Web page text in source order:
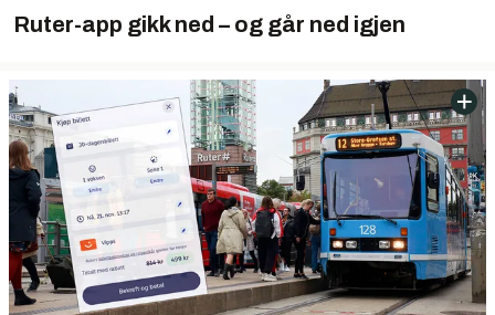
Ruter-app gikk ned – og går ned igjen